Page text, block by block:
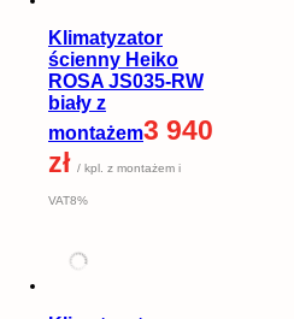
Klimatyzator
ścienny Heiko
ROSA JS035-RW
biały z
montażem3 940
zł / kpl. z montażem i
VAT8%